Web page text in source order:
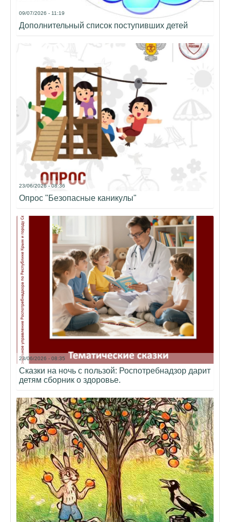
09/07/2026 - 11:19
Дополнительный список поступивших детей
23/06/2026 - 08:36
Опрос "Безопасные каникулы"
23/06/2026 - 08:35
Сказки на ночь с пользой: Роспотребнадзор дарит
детям сборник о здоровье.